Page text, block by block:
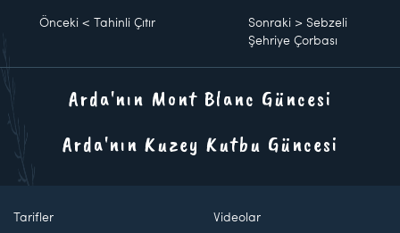
Önceki < Tahinli Çıtır Sonraki >Sebzeli
Şehriye Çorbası
Arda'nın Mont Blanc Güncesi
Arda'nın Kuzey Kutbu Güncesi
Tarifler Videolar